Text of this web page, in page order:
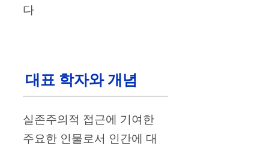
다
대표 학자와 개념
실존주의적 접근에 기여한
주요한 인물로서 인간에 대